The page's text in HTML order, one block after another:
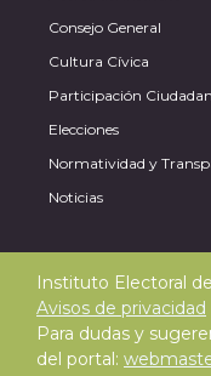
Consejo General
Cultura Cívica
Participación
Elecciones
Normatividad y
Noticias
Instituto Electoral
Avisos de privacidad
Para dudas y
del portal: